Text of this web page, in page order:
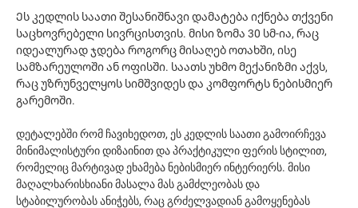
Ეს კედლის საათი შესანიშნავი დამატება იქნება თქვენი
საცხოვრებელი სივრცისთვის. მისი ზომა 30 სმ-ია, რაც
იდეალურად ჯდება როგორც მისაღებ ოთახში, ისე
სამზარეულოში ან ოფისში. საათს უხმო მექანიზმი აქვს,
რაც უზრუნველყოს სიმშვიდეს და კომფორტს ნებისმიერ
გარემოში.
დეტალებში რომ ჩავიხედოთ, ეს კედლის საათი გამოირჩევა
მინიმალისტური დიზაინით და პრაქტიკული ფერის სტილით,
რომელიც მარტივად ეხამება ნებისმიერ ინტერიერს. მისი
მაღალხარისხიანი მასალა მას გამძლეობას და
სტაბილურობას ანიჭებს, რაც გრძელვადიან გამოყენებას